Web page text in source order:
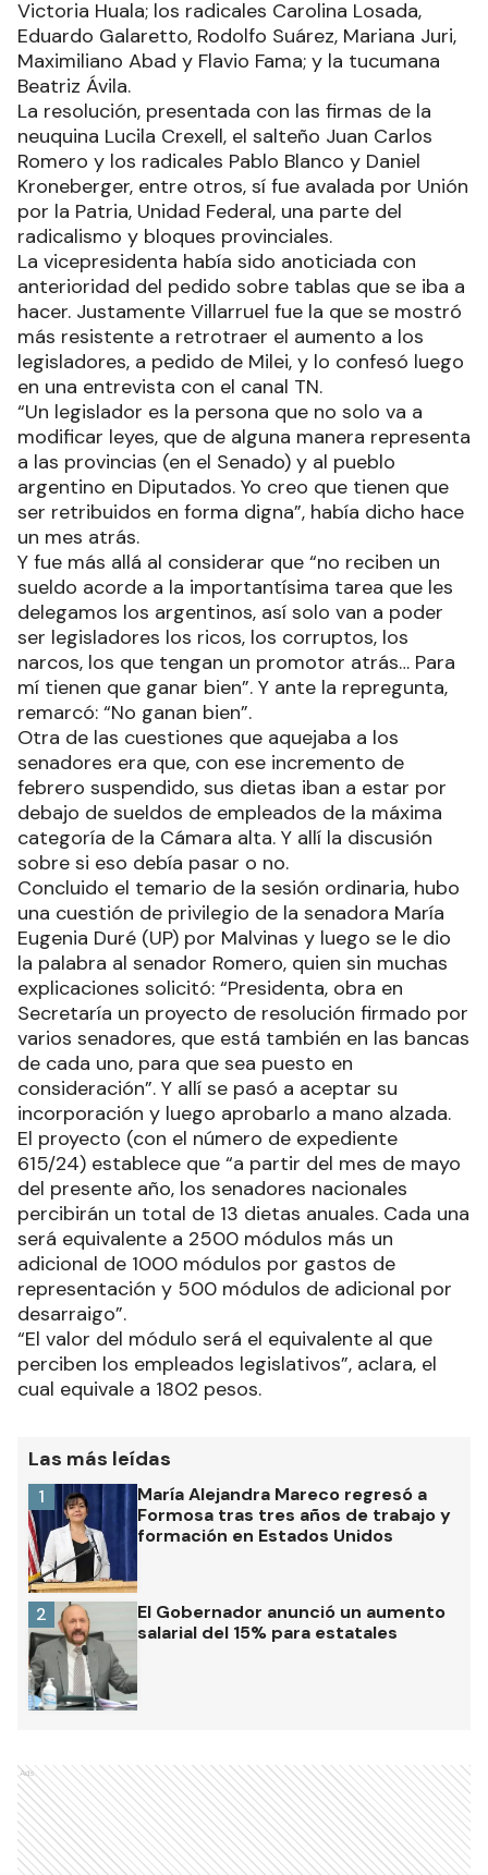
Victoria Huala; los radicales Carolina Losada,
Eduardo Galaretto, Rodolfo Suárez, Mariana Juri,
Maximiliano Abad y Flavio Fama; y la tucumana
Beatriz Ávila.
La resolución, presentada con las firmas de la
neuquina Lucila Crexell, el salteño Juan Carlos
Romero y los radicales Pablo Blanco y Daniel
Kroneberger, entre otros, sí fue avalada por Unión
por la Patria, Unidad Federal, una parte del
radicalismo y bloques provinciales.
La vicepresidenta había sido anoticiada con
anterioridad del pedido sobre tablas que se iba a
hacer. Justamente Villarruel fue la que se mostró
más resistente a retrotraer el aumento a los
legisladores, a pedido de Milei, y lo confesó luego
en una entrevista con el canal TN.
“Un legislador es la persona que no solo va a
modificar leyes, que de alguna manera representa
a las provincias (en el Senado) y al pueblo
argentino en Diputados. Yo creo que tienen que
ser retribuidos en forma digna”, había dicho hace
un mes atrás.
Y fue más allá al considerar que “no reciben un
sueldo acorde a la importantísima tarea que les
delegamos los argentinos, así solo van a poder
ser legisladores los ricos, los corruptos, los
narcos, los que tengan un promotor atrás… Para
mí tienen que ganar bien”. Y ante la repregunta,
remarcó: “No ganan bien”.
Otra de las cuestiones que aquejaba a los
senadores era que, con ese incremento de
febrero suspendido, sus dietas iban a estar por
debajo de sueldos de empleados de la máxima
categoría de la Cámara alta. Y allí la discusión
sobre si eso debía pasar o no.
Concluido el temario de la sesión ordinaria, hubo
una cuestión de privilegio de la senadora María
Eugenia Duré (UP) por Malvinas y luego se le dio
la palabra al senador Romero, quien sin muchas
explicaciones solicitó: “Presidenta, obra en
Secretaría un proyecto de resolución firmado por
varios senadores, que está también en las bancas
de cada uno, para que sea puesto en
consideración”. Y allí se pasó a aceptar su
incorporación y luego aprobarlo a mano alzada.
El proyecto (con el número de expediente
615/24) establece que “a partir del mes de mayo
del presente año, los senadores nacionales
percibirán un total de 13 dietas anuales. Cada una
será equivalente a 2500 módulos más un
adicional de 1000 módulos por gastos de
representación y 500 módulos de adicional por
desarraigo”.
“El valor del módulo será el equivalente al que
perciben los empleados legislativos”, aclara, el
cual equivale a 1802 pesos.
Las más leídas
María Alejandra Mareco regresó a
Formosa tras tres años de trabajo y
formación en Estados Unidos
1
El Gobernador anunció un aumento
salarial del 15% para estatales
2
Ads